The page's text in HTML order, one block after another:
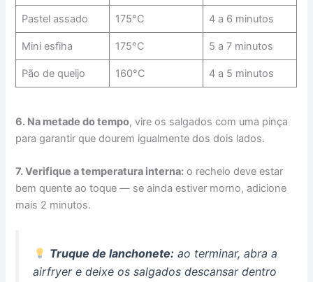
Pastel assado 175°C 4 a 6 minutos
Mini esfiha 175°C 5 a 7 minutos
Pão de queijo 160°C 4 a 5 minutos
6. Na metade do tempo, vire os salgados com uma pinça
para garantir que dourem igualmente dos dois lados.
7. Verifique a temperatura interna: o recheio deve estar
bem quente ao toque — se ainda estiver morno, adicione
mais 2 minutos.
Truque de lanchonete:ao terminar, abra a
airfryer e deixe os salgados descansar dentro